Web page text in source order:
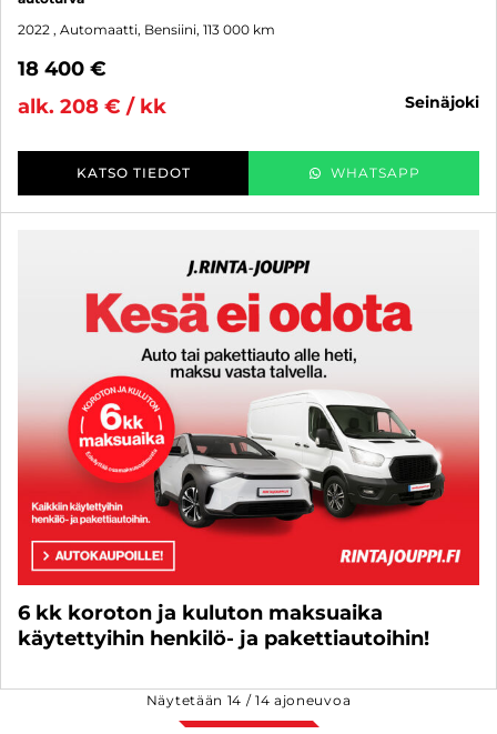
2022 , Automaatti, Bensiini, 113 000 km
18 400 €
alk. 208 € / kk
seinäjoki
KATSO TIEDOT WHATSAPP
6 kk koroton ja kuluton maksuaika
käytettyihin henkilö- ja pakettiautoihin!
Näytetään 14 /14 ajoneuvoa